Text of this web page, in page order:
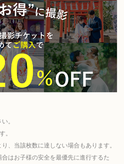
。
。
、当該枚数に達しない場合もあります。
はお子様の安全を最優先に進行するた